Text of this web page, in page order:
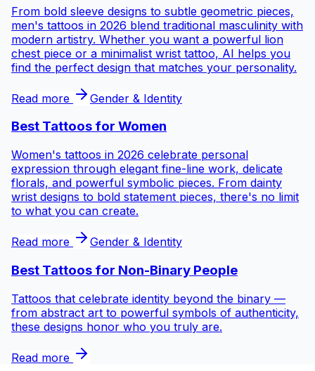
From bold sleeve designs to subtle geometric pieces,
men's tattoos in 2026 blend traditional masculinity with
modern artistry. Whether you want a powerful lion
chest piece or a minimalist wrist tattoo, AI helps you
find the perfect design that matches your personality.
Read more Gender & Identity
Best Tattoos for Women
Women's tattoos in 2026 celebrate personal
expression through elegant fine-line work, delicate
florals, and powerful symbolic pieces. From dainty
wrist designs to bold statement pieces, there's no limit
to what you can create.
Read more Gender & Identity
Best Tattoos for Non-Binary People
Tattoos that celebrate identity beyond the binary —
from abstract art to powerful symbols of authenticity,
these designs honor who you truly are.
Read more